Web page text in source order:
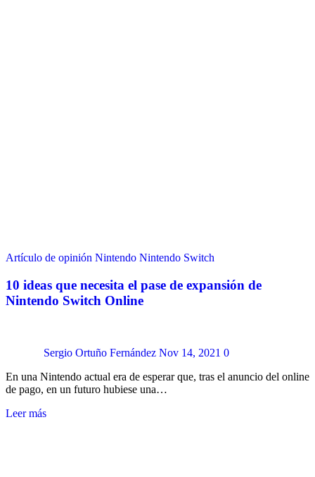
Artículo de opinión Nintendo Nintendo Switch
10 ideas que necesita el pase de expansión de
Nintendo Switch Online
Sergio Ortuño Fernández Nov 14, 2021 0
En una Nintendo actual era de esperar que, tras el anuncio del online
de pago, en un futuro hubiese una…
Leer más